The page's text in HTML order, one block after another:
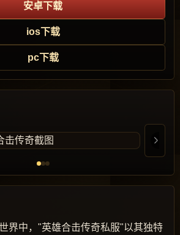
安卓下载
ios下载
pc下载
界中，"英雄合击传奇私服"以其独特